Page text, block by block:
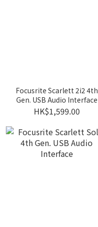
Focusrite Scarlett 2i2 4th
Gen. USB Audio Interface
HK$1,599.00